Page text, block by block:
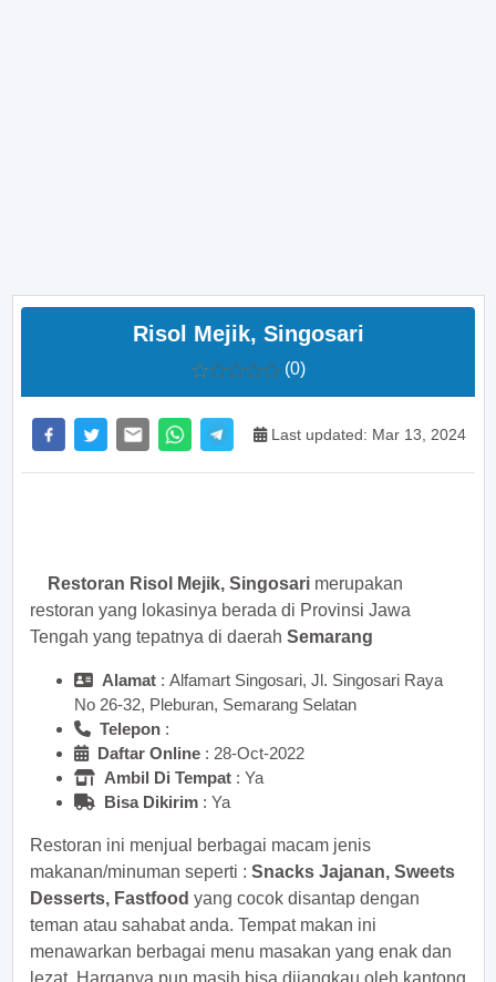
Risol Mejik, Singosari
(0)
Last updated: Mar 13, 2024
Restoran Risol Mejik, Singosari merupakan
restoran yang lokasinya berada di Provinsi Jawa
Tengah yang tepatnya di daerah Semarang
Alamat : Alfamart Singosari, Jl. Singosari Raya
No 26-32, Pleburan, Semarang Selatan
Telepon :
Daftar Online : 28-Oct-2022
Ambil Di Tempat : Ya
Bisa Dikirim : Ya
Restoran ini menjual berbagai macam jenis
makanan/minuman seperti : Snacks Jajanan, Sweets
Desserts, Fastfood yang cocok disantap dengan
teman atau sahabat anda. Tempat makan ini
menawarkan berbagai menu masakan yang enak dan
lezat. Harganya pun masih bisa dijangkau oleh kantong